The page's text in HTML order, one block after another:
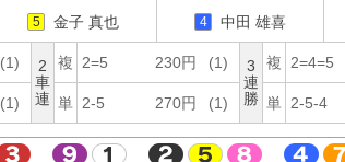
5 金子 真也 4 中田 雄喜
(1)
2
車
連
複 2=5 230円 (1)
3
連
勝
複 2=4=5
(1) 単 2-5 270円 (1) 単 2-5-4